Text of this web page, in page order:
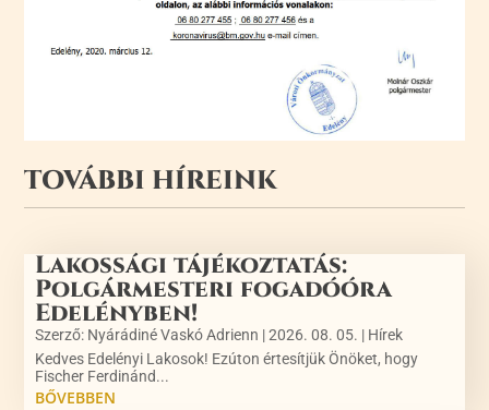
TOVÁBBI HÍREINK
Lakossági tájékoztatás:
Polgármesteri fogadóóra
Edelényben!
Szerző: Nyárádiné Vaskó Adrienn |2026. 08. 05. | Hírek
Kedves Edelényi Lakosok! Ezúton értesítjük Önöket, hogy
Fischer Ferdinánd...
BŐVEBBEN